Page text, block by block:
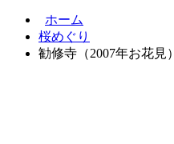
ホーム
桜めぐり
勧修寺（2007年お花見）